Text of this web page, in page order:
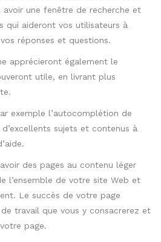
avoir une fenêtre de recherche et
qui aideront vos utilisateurs à
réponses et questions.
apprécieront également le
utile, en livrant plus
exemple l’autocomplétion de
sujets et contenus à
des pages au contenu léger
l’ensemble de votre site Web et
Le succès de votre page
travail que vous y consacrerez et
page.